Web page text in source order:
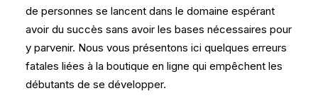
de personnes se lancent dans le domaine espérant
avoir du succès sans avoir les bases nécessaires pour
y parvenir. Nous vous présentons ici quelques erreurs
fatales liées à la boutique en ligne qui empêchent les
débutants de se développer.